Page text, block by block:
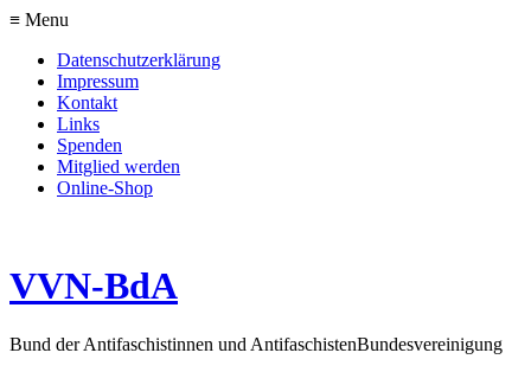
≡ Menu
Datenschutzerklärung
Impressum
Kontakt
Links
Spenden
Mitglied werden
Online-Shop
VVN-BdA
Bund der Antifaschistinnen und AntifaschistenBundesvereinigung